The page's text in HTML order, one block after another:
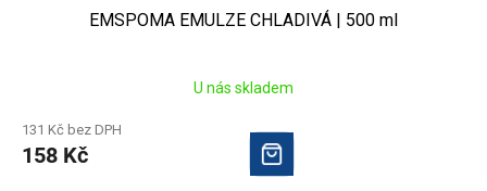
EMSPOMA EMULZE CHLADIVÁ | 500 ml
U nás skladem
131 Kč bez DPH
158 Kč